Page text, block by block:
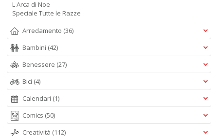
L Arca di Noe
Speciale Tutte le Razze
Arredamento (36)
Bambini (42)
Benessere (27)
Bici (4)
Calendari (1)
Comics (50)
Creatività (112)